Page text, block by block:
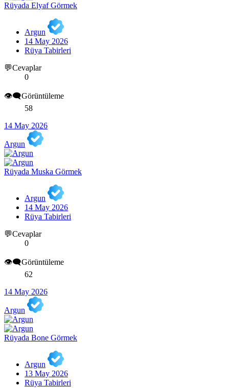
Rüyada Elyaf Görmek
Argun
14 May 2026
Rüya Tabirleri
💬Cevaplar
0
👁️‍🗨️Görüntüleme
58
14 May 2026
Argun
Rüyada Muska Görmek
Argun
14 May 2026
Rüya Tabirleri
💬Cevaplar
0
👁️‍🗨️Görüntüleme
62
14 May 2026
Argun
Rüyada Bone Görmek
Argun
13 May 2026
Rüya Tabirleri